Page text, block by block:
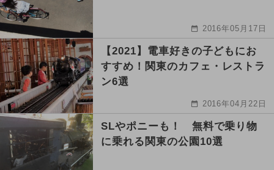
2016年05月17日
【2021】電車好きの子どもにお
すすめ！関東のカフェ・レストラ
ン6選
2016年04月22日
SLやポニーも！ 無料で乗り物
に乗れる関東の公園10選